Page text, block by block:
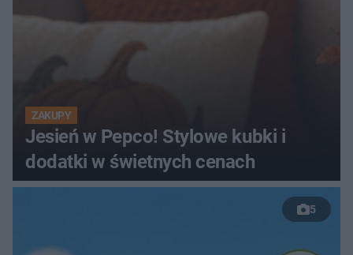
ZAKUPY
Jesień w Pepco! Stylowe kubki i
dodatki w świetnych cenach
5